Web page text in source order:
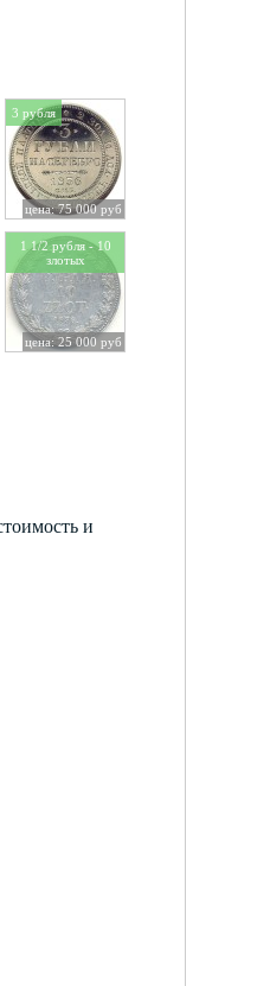
3 рубля
цена: 75 000 руб
1 1/2 рубля - 10
злотых
цена: 25 000 руб
и